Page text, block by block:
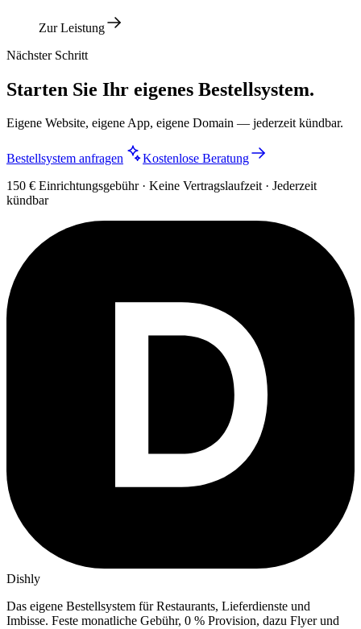
Zur Leistung
Nächster Schritt
Starten Sie Ihr eigenes Bestellsystem.
Eigene Website, eigene App, eigene Domain — jederzeit kündbar.
Bestellsystem anfragen
Kostenlose Beratung
150 € Einrichtungsgebühr · Keine Vertragslaufzeit · Jederzeit
kündbar
Dishly
Das eigene Bestellsystem für Restaurants, Lieferdienste und
Imbisse. Feste monatliche Gebühr, 0 % Provision, dazu Flyer und